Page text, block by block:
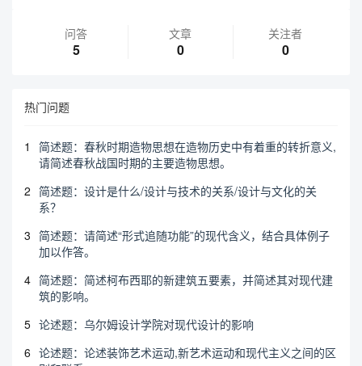
问答
5
文章
0
关注者
0
热门问题
1
简述题：春秋时期造物思想在造物历史中有着重的转折意义,
请简述春秋战国时期的主要造物思想。
2 简述题：设计是什么/设计与技术的关系/设计与文化的关
系？
3 简述题：请简述“形式追随功能”的现代含义，结合具体例子
加以作答。
4 简述题：简述柯布西耶的新建筑五要素，并简述其对现代建
筑的影响。
5 论述题：乌尔姆设计学院对现代设计的影响
6 论述题：论述装饰艺术运动,新艺术运动和现代主义之间的区